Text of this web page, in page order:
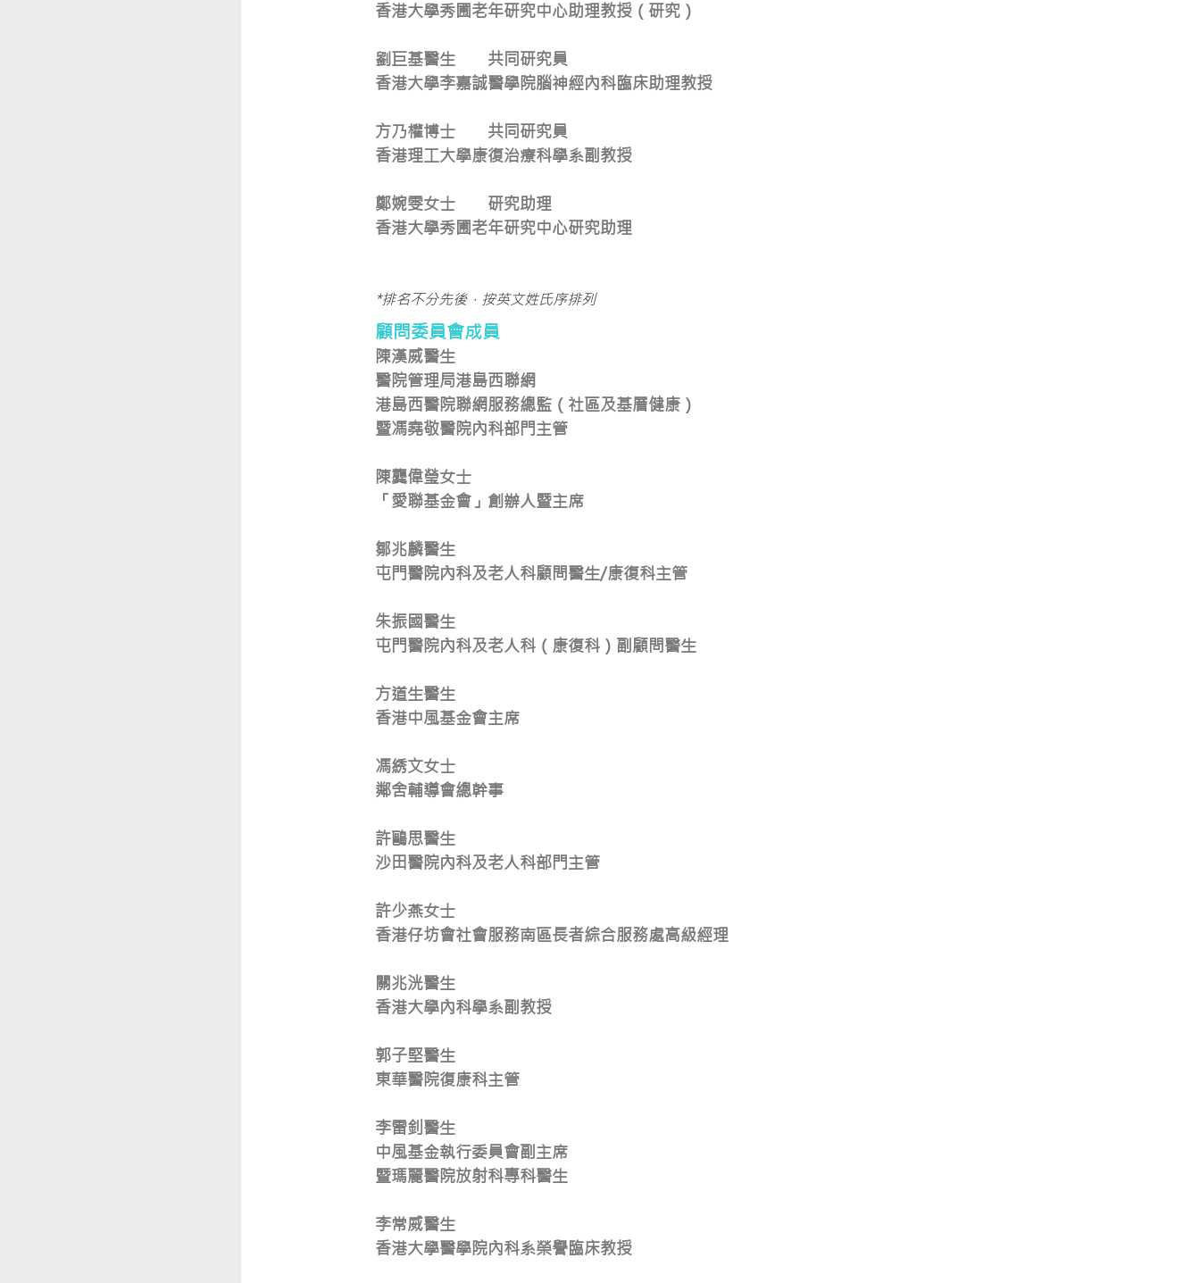
香港大學秀圃老年研究中心助理教授（研究）
劉巨基醫生 共同研究員
香港大學李嘉誠醫學院腦神經內科臨床助理教授
方乃權博士 共同研究員
香港理工大學康復治療科學系副教授
鄭婉雯女士 研究助理
香港大學秀圃老年研究中心研究助理
*排名不分先後，按英文姓氏序排列
顧問委員會成員
陳漢威醫生
醫院管理局港島西聯網
港島西醫院聯網服務總監（社區及基層健康）
暨馮堯敬醫院內科部門主管
陳龔偉瑩女士
「愛聯基金會」創辦人暨主席
鄒兆麟醫生
屯門醫院內科及老人科顧問醫生/康復科主管
朱振國醫生
屯門醫院內科及老人科（康復科）副顧問醫生
方道生醫生
香港中風基金會主席
馮綉文女士
鄰舍輔導會總幹事
許鷗思醫生
沙田醫院內科及老人科部門主管
許少燕女士
香港仔坊會社會服務南區長者綜合服務處高級經理
關兆洸醫生
香港大學內科學系副教授
郭子堅醫生
東華醫院復康科主管
李雷釗醫生
中風基金執行委員會副主席
暨瑪麗醫院放射科專科醫生
李常威醫生
香港大學醫學院內科系榮譽臨床教授